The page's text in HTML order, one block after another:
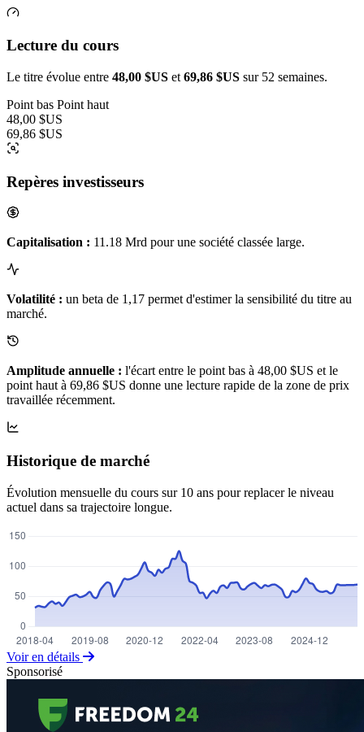
Lecture du cours
Le titre évolue entre 48,00 $US et 69,86 $US sur 52 semaines.
Point bas Point haut
48,00 $US
69,86 $US
Repères investisseurs
Capitalisation : 11.18 Mrd pour une société classée large.
Volatilité : un beta de 1,17 permet d'estimer la sensibilité du titre au
marché.
Amplitude annuelle : l'écart entre le point bas à 48,00 $US et le
point haut à 69,86 $US donne une lecture rapide de la zone de prix
travaillée récemment.
Historique de marché
Évolution mensuelle du cours sur 10 ans pour replacer le niveau
actuel dans sa trajectoire longue.
Voir en détails
Sponsorisé